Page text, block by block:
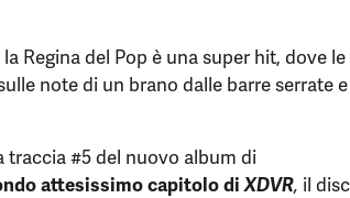
Regina del Pop è una super hit, dove
note di un brano dalle barre serrate
traccia #5 del nuovo album di
attesissimo capitolo diXDVR, il